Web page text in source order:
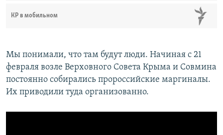
КР в мобильном
Мы понимали, что там будут люди. Начиная с 21
февраля возле Верховного Совета Крыма и Совмина
постоянно собирались пророссийские маргиналы.
Их приводили туда организованно.